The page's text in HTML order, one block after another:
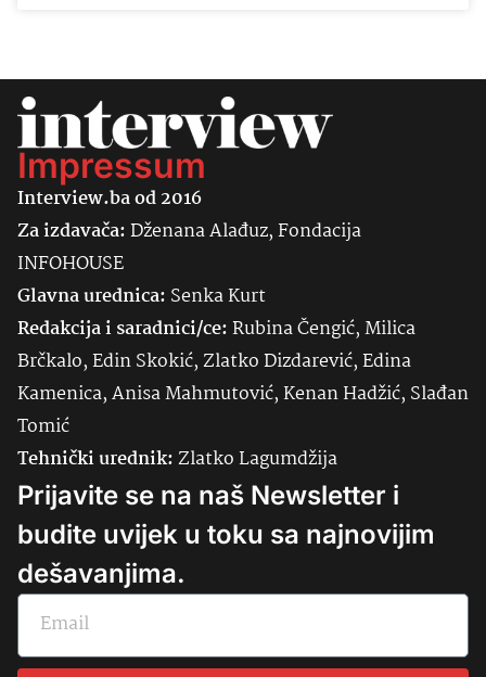
Impressum
Interview.ba od 2016
Za izdavača:Dženana Alađuz, Fondacija
INFOHOUSE
Glavna urednica: SenkaKurt
Redakcija i saradnici/ce:Rubina Čengić, Milica
Brčkalo, Edin Skokić, Zlatko Dizdarević, Edina
Kamenica, Anisa Mahmutović, Kenan Hadžić, Slađan
Tomić
Tehnički urednik:Zlatko Lagumdžija
Prijavite se na naš Newsletter i
budite uvijek u toku sa najnovijim
dešavanjima.